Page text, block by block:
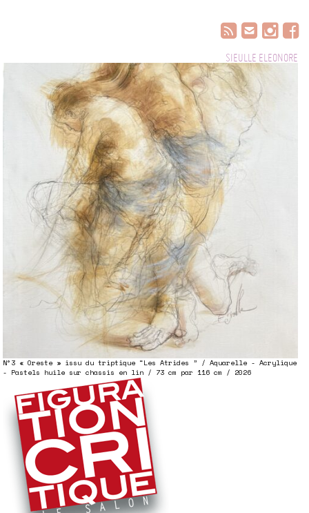
SIEULLE ELEONORE
N°3 « Oreste » issu du triptique “Les Atrides ” / Aquarelle - Acrylique
- Pastels huile sur chassis en lin / 73 cm par 116 cm / 2026